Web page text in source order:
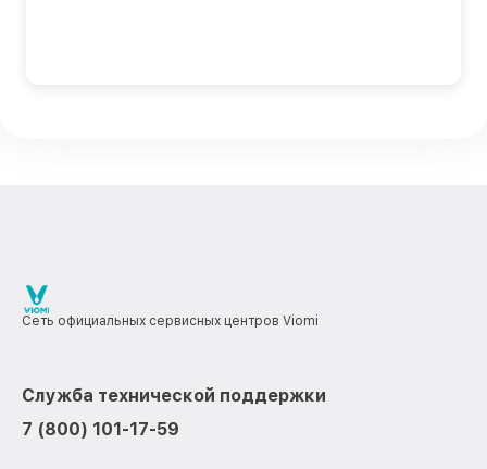
Сеть официальных сервисных центров Viomi
Служба технической поддержки
7 (800) 101-17-59